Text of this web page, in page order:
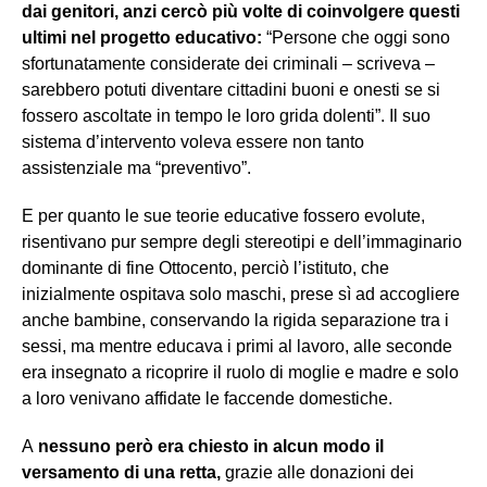
dai genitori, anzi cercò più volte di coinvolgere questi
ultimi nel progetto educativo: “Persone che oggi sono
sfortunatamente considerate dei criminali – scriveva –
sarebbero potuti diventare cittadini buoni e onesti se si
fossero ascoltate in tempo le loro grida dolenti”. Il suo
sistema d’intervento voleva essere non tanto
assistenziale ma “preventivo”.
E per quanto le sue teorie educative fossero evolute,
risentivano pur sempre degli stereotipi e dell’immaginario
dominante di fine Ottocento, perciò l’istituto, che
inizialmente ospitava solo maschi, prese sì ad accogliere
anche bambine, conservando la rigida separazione tra i
sessi, ma mentre educava i primi al lavoro, alle seconde
era insegnato a ricoprire il ruolo di moglie e madre e solo
a loro venivano affidate le faccende domestiche.
A nessuno però era chiesto in alcun modo il
versamento di una retta, grazie alle donazioni dei